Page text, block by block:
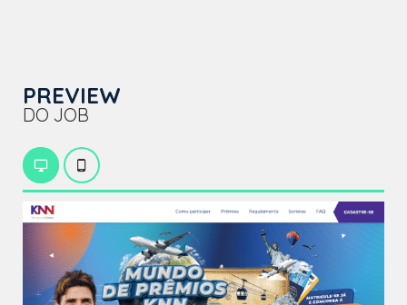
PREVIEW
DO JOB